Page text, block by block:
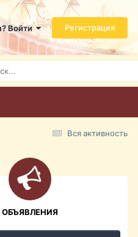
Войти Регистрация
Вся активность
ОБЪЯВЛЕНИЯ